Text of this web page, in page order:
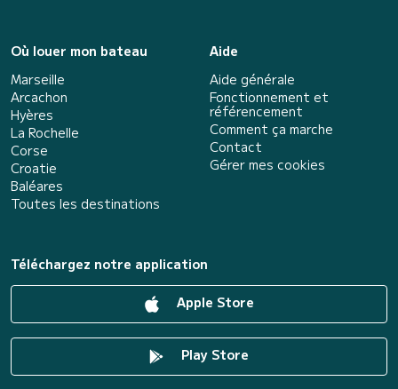
Où louer mon bateau
Marseille
Arcachon
Hyères
La Rochelle
Corse
Croatie
Baléares
Toutes les destinations
Aide
Aide générale
Fonctionnement et
référencement
Comment ça marche
Contact
Gérer mes cookies
Téléchargez notre application
Apple Store
Play Store